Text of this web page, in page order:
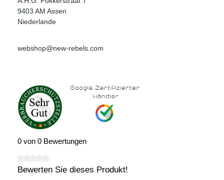
9403 AM Assen
Niederlande
webshop@new-rebels.com
0 von 0 Bewertungen
Durchschnittliche Bewertung von 0 von 5 Sternen
Bewerten Sie dieses Produkt!